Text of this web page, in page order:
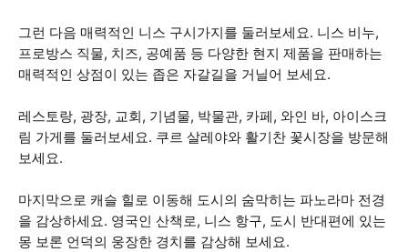
그런 다음 매력적인 니스 구시가지를 둘러보세요. 니스 비누,
프로방스 직물, 치즈, 공예품 등 다양한 현지 제품을 판매하는
매력적인 상점이 있는 좁은 자갈길을 거닐어 보세요.
레스토랑, 광장, 교회, 기념물, 박물관, 카페, 와인 바, 아이스크
림 가게를 둘러보세요. 쿠르 살레야와 활기찬 꽃시장을 방문해
보세요.
마지막으로 캐슬 힐로 이동해 도시의 숨막히는 파노라마 전경
을 감상하세요. 영국인 산책로, 니스 항구, 도시 반대편에 있는
몽 보론 언덕의 웅장한 경치를 감상해 보세요.